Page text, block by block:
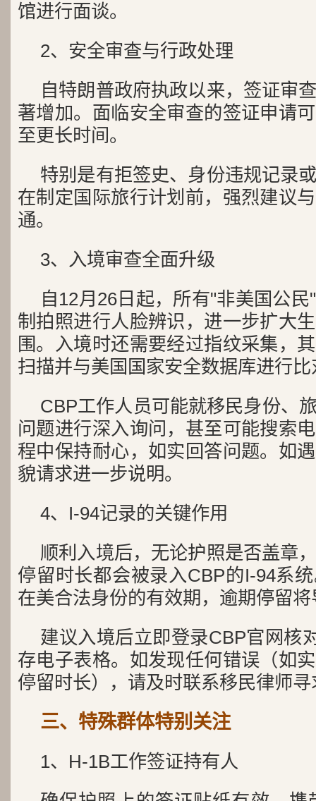
馆进行面谈。
2、安全审查与行政处理
自特朗普政府执政以来，签证审
著增加。面临安全审查的签证申请
至更长时间。
特别是有拒签史、身份违规记录
在制定国际旅行计划前，强烈建议
通。
3、入境审查全面升级
自12月26日起，所有"非美国公
制拍照进行人脸辨识，进一步扩大
围。入境时还需要经过指纹采集，
扫描并与美国国家安全数据库进行比
CBP工作人员可能就移民身份、
问题进行深入询问，甚至可能搜索
程中保持耐心，如实回答问题。如
貌请求进一步说明。
4、I-94记录的关键作用
顺利入境后，无论护照是否盖章
停留时长都会被录入CBP的I-94系
在美合法身份的有效期，逾期停留
建议入境后立即登录CBP官网核
存电子表格。如发现任何错误（如
停留时长），请及时联系移民律师
三、特殊群体特别关注
1、H-1B工作签证持有人